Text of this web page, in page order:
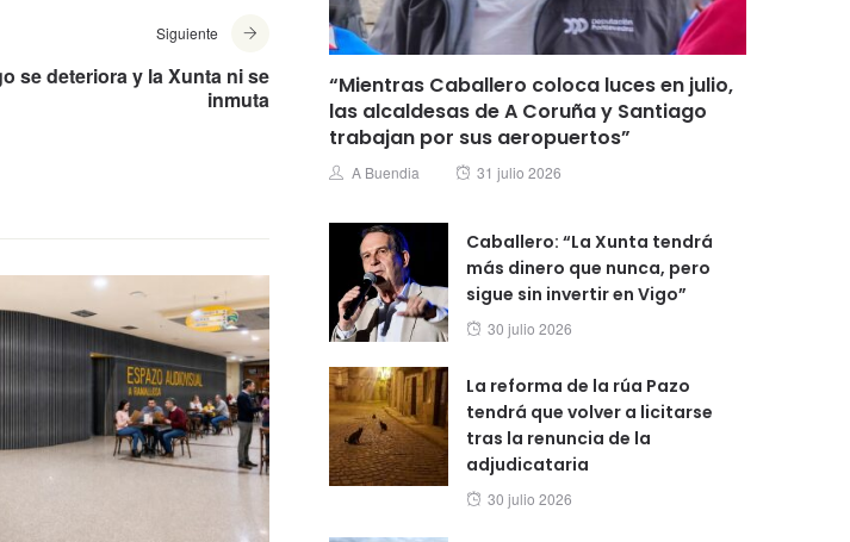
Siguiente
se deteriora y la Xunta ni se
inmuta
“Mientras Caballero coloca luces en julio,
las alcaldesas de A Coruña y Santiago
trabajan por sus aeropuertos”
Author
A Buendia
Posted
31 julio 2026
Caballero: “La Xunta tendrá
más dinero que nunca, pero
sigue sin invertir en Vigo”
Posted
30 julio 2026
La reforma de la rúa Pazo
tendrá que volver a licitarse
tras la renuncia de la
adjudicataria
Posted
30 julio 2026